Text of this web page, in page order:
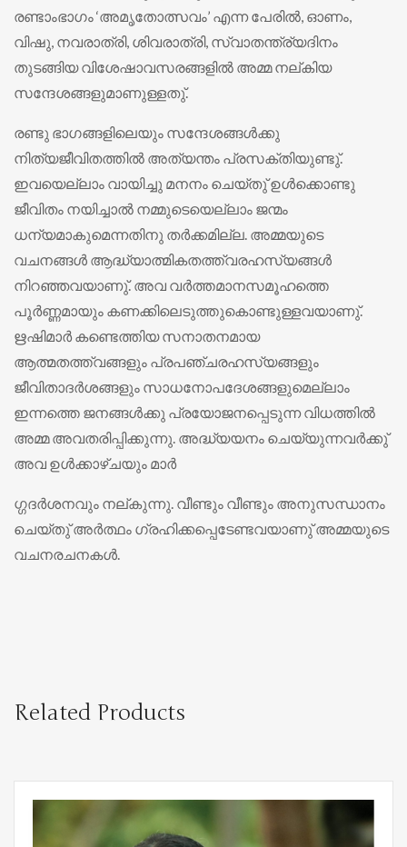
രണ്ടാംഭാഗം ‘അമൃതോത്സവം’ എന്ന പേരില്‍, ഓണം,
വിഷു, നവരാത്രി, ശിവരാത്രി, സ്വാതന്ത്ര്യദിനം
തുടങ്ങിയ വിശേഷാവസരങ്ങളില്‍ അമ്മ നല്കിയ
സന്ദേശങ്ങളുമാണുള്ളതു്.
രണ്ടു ഭാഗങ്ങളിലെയും സന്ദേശങ്ങള്‍ക്കു
നിത്യജീവിതത്തില്‍ അത്യന്തം പ്രസക്തിയുണ്ടു്.
ഇവയെല്ലാം വായിച്ചു മനനം ചെയ്തു് ഉള്‍ക്കൊണ്ടു
ജീവിതം നയിച്ചാല്‍ നമ്മുടെയെല്ലാം ജന്മം
ധന്യമാകുമെന്നതിനു തര്‍ക്കമില്ല. അമ്മയുടെ
വചനങ്ങള്‍ ആദ്ധ്യാത്മികതത്ത്വരഹസ്യങ്ങള്‍
നിറഞ്ഞവയാണു്. അവ വര്‍ത്തമാനസമൂഹത്തെ
പൂര്‍ണ്ണമായും കണക്കിലെടുത്തുകൊണ്ടുള്ളവയാണു്.
ഋഷിമാര്‍ കണ്ടെത്തിയ സനാതനമായ
ആത്മതത്ത്വങ്ങളും പ്രപഞ്ചരഹസ്യങ്ങളും
ജീവിതാദര്‍ശങ്ങളും സാധനോപദേശങ്ങളുമെല്ലാം
ഇന്നത്തെ ജനങ്ങള്‍ക്കു പ്രയോജനപ്പെടുന്ന വിധത്തില്‍
അമ്മ അവതരിപ്പിക്കുന്നു. അദ്ധ്യയനം ചെയ്യുന്നവര്‍ക്കു്
അവ ഉള്‍ക്കാഴ്ചയും മാര്‍
ഗ്ഗദര്‍ശനവും നല്കുന്നു. വീണ്ടും വീണ്ടും അനുസന്ധാനം
ചെയ്തു് അര്‍ത്ഥം ഗ്രഹിക്കപ്പെടേണ്ടവയാണു് അമ്മയുടെ
വചനരചനകള്‍.
Related Products